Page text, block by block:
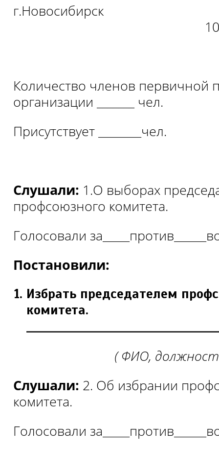
10 ноября
Количество членов первичной
организации _______ чел.
Присутствует ________чел.
Слушали: 1.О выборах
профсоюзного комитета.
Голосовали
Постановили:
Избрать председателем
комитета.
( ФИО,
Слушали: 2. Об избрании
комитета.
Голосовали